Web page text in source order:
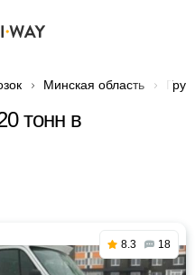
Минская область
тонн в
8.3 18